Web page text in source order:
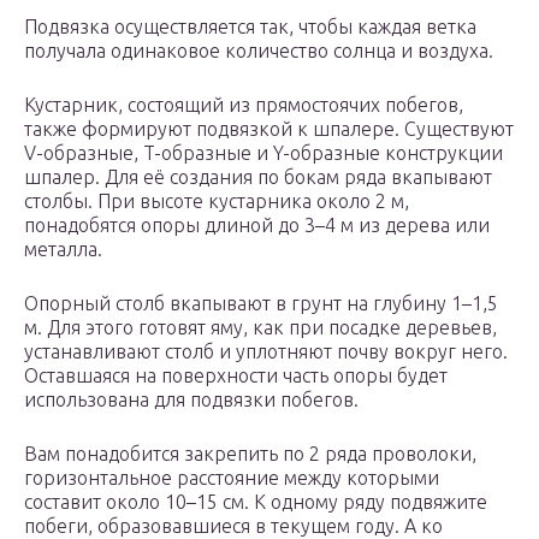
Подвязка осуществляется так, чтобы каждая ветка
получала одинаковое количество солнца и воздуха.
Кустарник, состоящий из прямостоячих побегов,
также формируют подвязкой к шпалере. Существуют
V-образные, T-образные и Y-образные конструкции
шпалер. Для её создания по бокам ряда вкапывают
столбы. При высоте кустарника около 2 м,
понадобятся опоры длиной до 3–4 м из дерева или
металла.
Опорный столб вкапывают в грунт на глубину 1–1,5
м. Для этого готовят яму, как при посадке деревьев,
устанавливают столб и уплотняют почву вокруг него.
Оставшаяся на поверхности часть опоры будет
использована для подвязки побегов.
Вам понадобится закрепить по 2 ряда проволоки,
горизонтальное расстояние между которыми
составит около 10–15 см. К одному ряду подвяжите
побеги, образовавшиеся в текущем году. А ко